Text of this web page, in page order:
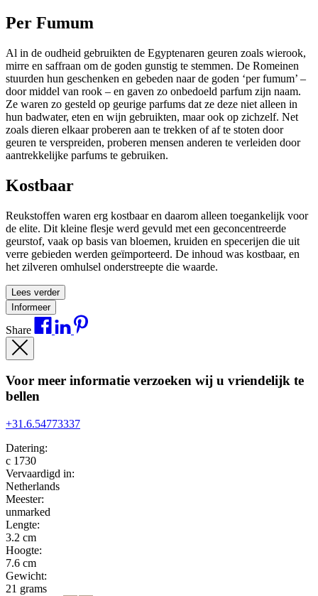
Per Fumum
Al in de oudheid gebruikten de Egyptenaren geuren zoals wierook,
mirre en saffraan om de goden gunstig te stemmen. De Romeinen
stuurden hun geschenken en gebeden naar de goden ‘per fumum’ –
door middel van rook – en gaven zo onbedoeld parfum zijn naam.
Ze waren zo gesteld op geurige parfums dat ze deze niet alleen in
hun badwater, eten en wijn gebruikten, maar ook op zichzelf. Net
zoals dieren elkaar proberen aan te trekken of af te stoten door
geuren te verspreiden, proberen mensen anderen te verleiden door
aantrekkelijke parfums te gebruiken.
Kostbaar
Reukstoffen waren erg kostbaar en daarom alleen toegankelijk voor
de elite. Dit kleine flesje werd gevuld met een geconcentreerde
geurstof, vaak op basis van bloemen, kruiden en specerijen die uit
verre gebieden werden geïmporteerd. De inhoud was kostbaar, en
het zilveren omhulsel onderstreepte die waarde.
Lees verder
Informeer
Share
Voor meer informatie verzoeken wij u vriendelijk te
bellen
+31.6.54773337
Datering:
c 1730
Vervaardigd in:
Netherlands
Meester:
unmarked
Lengte:
3.2 cm
Hoogte:
7.6 cm
Gewicht:
21 grams